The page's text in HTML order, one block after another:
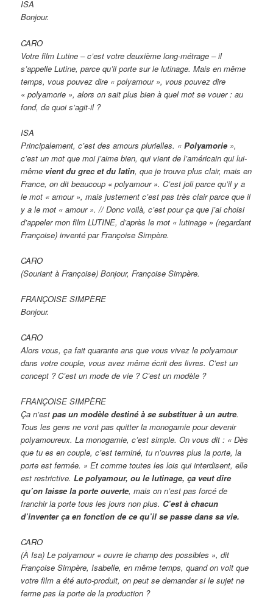
ISA
Bonjour.
CARO
Votre film Lutine – c’est votre deuxième long-métrage – il
s’appelle Lutine, parce qu’il porte sur le lutinage. Mais en même
temps, vous pouvez dire « polyamour », vous pouvez dire
« polyamorie », alors on sait plus bien à quel mot se vouer : au
fond, de quoi s’agit-il ?
ISA
Principalement, c’est des amours plurielles. «Polyamorie »,
c’est un mot que moi j’aime bien, qui vient de l’américain qui lui-
même vient du grec et du latin, que je trouve plus clair, mais en
France, on dit beaucoup « polyamour ». C’est joli parce qu’il y a
le mot « amour », mais justement c’est pas très clair parce que il
y a le mot « amour ». // Donc voilà, c’est pour ça que j’ai choisi
d’appeler mon film LUTINE, d’après le mot « lutinage » (regardant
Françoise) inventé par Françoise Simpère.
CARO
(Souriant à Françoise) Bonjour, Françoise Simpère.
FRANÇOISE SIMPÈRE
Bonjour.
CARO
Alors vous, ça fait quarante ans que vous vivez le polyamour
dans votre couple, vous avez même écrit des livres. C’est un
concept ? C’est un mode de vie ? C’est un modèle ?
FRANÇOISE SIMPÈRE
Ça n’estpas un modèle destiné à se substituer à un autre.
Tous les gens ne vont pas quitter la monogamie pour devenir
polyamoureux. La monogamie, c’est simple. On vous dit : « Dès
que tu es en couple, c’est terminé, tu n’ouvres plus la porte, la
porte est fermée. » Et comme toutes les lois qui interdisent, elle
est restrictive.Le polyamour, ou le lutinage, ça veut dire
qu’on laisse la porte ouverte, mais on n’est pas forcé de
franchir la porte tous les jours non plus. C’est à chacun
d’inventer ça en fonction de ce qu’il se passe dans sa vie.
CARO
(À Isa) Le polyamour « ouvre le champ des possibles », dit
Françoise Simpère, Isabelle, en même temps, quand on voit que
votre film a été auto-produit, on peut se demander si le sujet ne
ferme pas la porte de la production ?